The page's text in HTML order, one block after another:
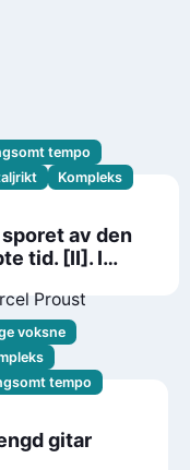
tempo
Kompleks
sporet av den
tid. [II]. I
Proust
voksne
tempo
gitar